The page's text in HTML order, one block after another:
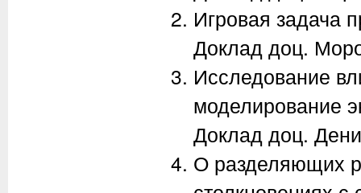
Игровая задача
Доклад доц.
Исследование
моделирование
Доклад доц.
О разделяющих